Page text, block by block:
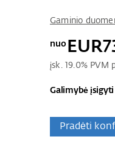
Gaminio
nuo
įsk. 19.0% PVM
Galimybė įsigyti
Pradėti